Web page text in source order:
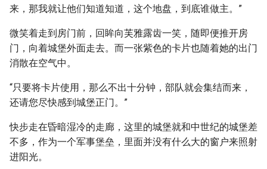
来，那我就让他们知道知道，这个地盘，到底谁做主。”
微笑着走到房门前，回眸向芙雅露齿一笑，随即便推开房
门，向着城堡外面走去。而一张紫色的卡片也随着她的出门
消散在空气中。
“只要将卡片使用，那么不出十分钟，部队就会集结而来，
还请您尽快感到城堡正门。”
快步走在昏暗湿冷的走廊，这里的城堡就和中世纪的城堡差
不多，作为一个军事堡垒，里面并没有什么大的窗户来照射
进阳光。